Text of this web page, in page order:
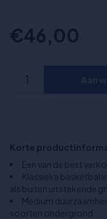
€46,00
Korte
Een van de best
Klassieke basketbal
als buiten uitstekende
Medium
soorten ondergrond.